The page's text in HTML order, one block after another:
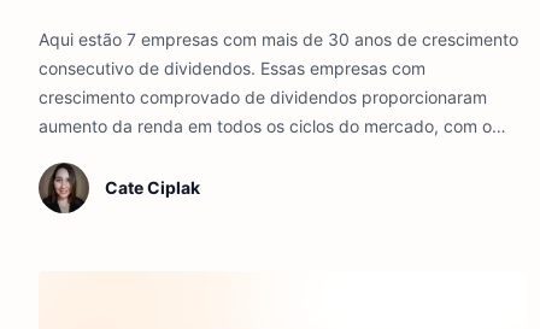
Aqui estão 7 empresas com mais de 30 anos de crescimento
consecutivo de dividendos. Essas empresas com
crescimento comprovado de dividendos proporcionaram
aumento da renda em todos os ciclos do mercado, com o
duradouros.Cate Ciplak